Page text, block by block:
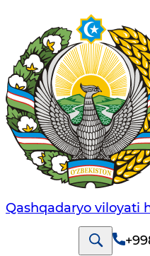
Qashqadaryo viloyati